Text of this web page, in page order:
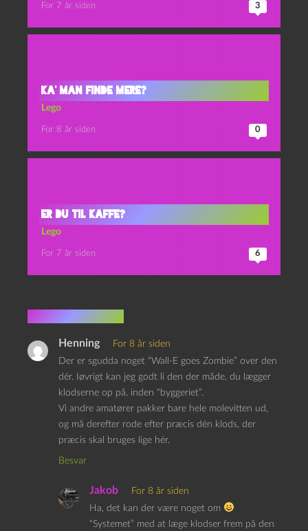
For 7 år siden 3
Ka’ man finde mere?
Lego
For 8 år siden 0
Er du til kaffe?
Lego
For 7 år siden 6
4 kommentarer
Henning
For 8 år siden
Der er sgudda noget “Wall-E goes Zombie” over den
dér. Iøvrigt kan jeg godt li den der måde, du lægger
klodserne op på, inden “byggeriet”.
Vi andre amatører pakker bare hele molevitten ud,
og må derefter rode efter præcis dén klods, der
præcis skal bruges lige hér.
Besvar
Jakob
For 8 år siden
Ha, det kan der være noget om
“Systemet” med at læge klodser frem på den